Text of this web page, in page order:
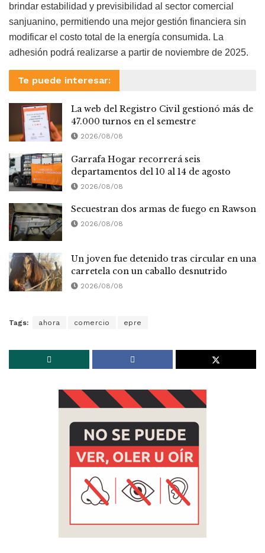
brindar estabilidad y previsibilidad al sector comercial
sanjuanino, permitiendo una mejor gestión financiera sin
modificar el costo total de la energía consumida. La
adhesión podrá realizarse a partir de noviembre de 2025.
Te puede interesar:
La web del Registro Civil gestionó más de
47.000 turnos en el semestre
2026/08/08
Garrafa Hogar recorrerá seis
departamentos del 10 al 14 de agosto
2026/08/08
Secuestran dos armas de fuego en Rawson
2026/08/08
Un joven fue detenido tras circular en una
carretela con un caballo desnutrido
2026/08/08
Tags: ahora comercio epre